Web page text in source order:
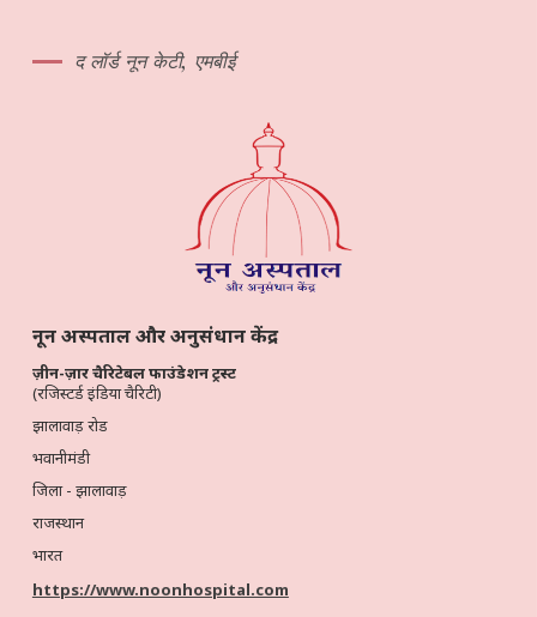
द लॉर्ड नून केटी, एमबीई
नून अस्पताल और अनुसंधान केंद्र
ज़ीन-ज़ार चैरिटेबल फाउंडेशन ट्रस्ट
(रजिस्टर्ड इंडिया चैरिटी)
झालावाड़ रोड
भवानीमंडी
जिला - झालावाड़
राजस्थान
भारत
https://www.noonhospital.com